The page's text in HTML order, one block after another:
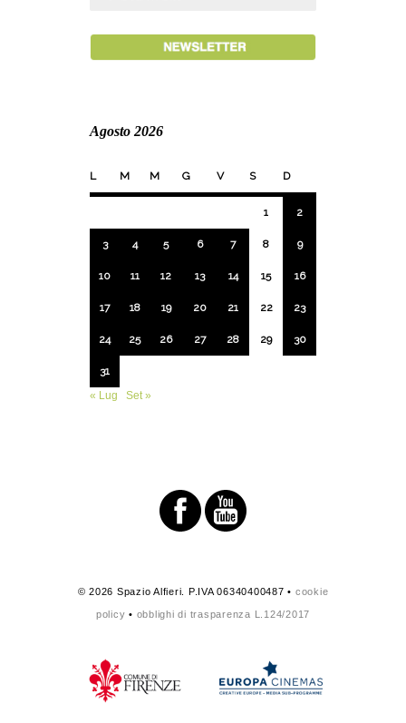
Agosto 2026
L M M G V S D
1 2
3 4 5 6 7 8 9
10 11 12 13 14 15 16
17 18 19 20 21 22 23
24 25 26 27 28 29 30
31
« Lug
Set »
© 2026 Spazio Alfieri. P.IVA 06340400487 • cookie
policy • obblighi di trasparenza L.124/2017